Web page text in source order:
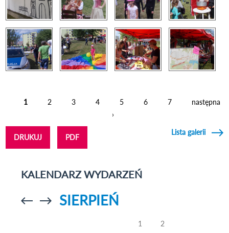
1 2 3 4 5 6 7
następna
›
DRUKUJ PDF
Lista galerii
KALENDARZ WYDARZEŃ
Przejdź doPrzejdź do
SIERPIEŃ
1 2